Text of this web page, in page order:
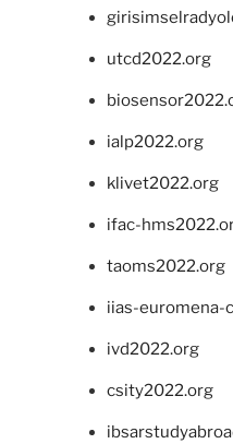
utcd2022.org
ialp2022.org
klivet2022.org
ifac-
taoms2022.org
iias-euromena-
ivd2022.org
csity2022.org